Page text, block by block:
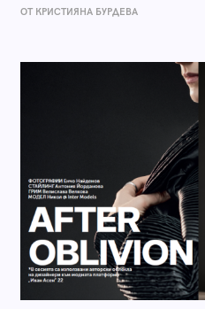
ОТ КРИСТИЯНА БУРДЕВА